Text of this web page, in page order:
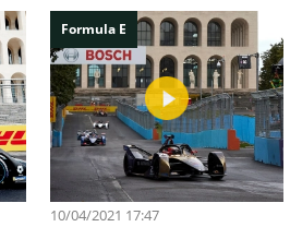
Formula E
10/04/2021 17:47